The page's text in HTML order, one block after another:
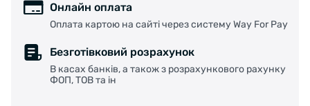
Онлайн оплата
Оплата картою на сайті через систему Way For Pay
Безготівковий розрахунок
В касах банків, а також з розрахункового рахунку
ФОП, ТОВ та ін